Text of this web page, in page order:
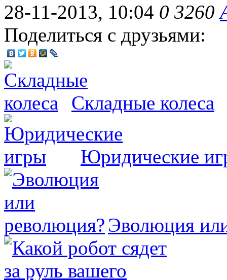
28-11-2013, 10:04 0 3260
Поделиться с друзьями:
Складные колеса
Юридические
Эволюция